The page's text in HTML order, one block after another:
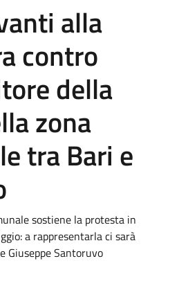
alla
contro
della
zona
tra Bari e
sostiene la protesta in
a rappresentarla ci sarà
Giuseppe Santoruvo